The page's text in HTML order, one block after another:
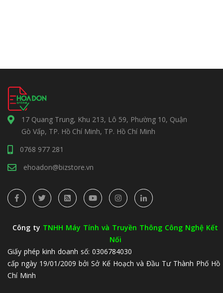
17 Quang Trung, Khu 213, Lô 59, Phường 10, Quận
Gò Vấp, TP. Hồ Chí Minh, TP. Hồ Chí Minh
0768 977 281
ehoadon@bizstore.vn
Công ty TNHH Máy Tính và Truyền Thông Công Nghệ Kết
Nối
Giấy phép kinh doanh số: 0306784030
cấp ngày 19/01/2009 bởi Sở Kế Hoạch và Đầu Tư Thành Phố Hồ
Chí Minh